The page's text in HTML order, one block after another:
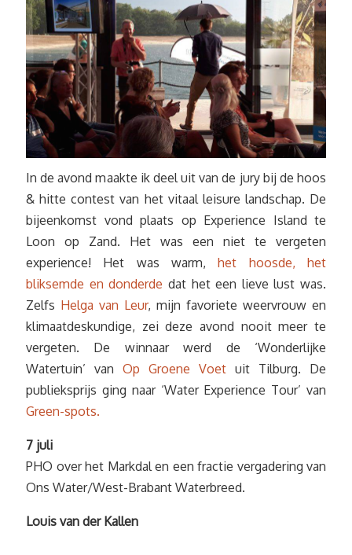
In de avond maakte ik deel uit van de jury bij de hoos
& hitte contest van het vitaal leisure landschap. De
bijeenkomst vond plaats op Experience Island te
Loon op Zand. Het was een niet te vergeten
experience! Het was warm,het hoosde, het
bliksemde en donderde dat het een lieve lust was.
Zelfs Helga van Leur, mijn favoriete weervrouw en
klimaatdeskundige, zei deze avond nooit meer te
vergeten. De winnaar werd de ‘Wonderlijke
Watertuin’ van Op Groene Voet uit Tilburg. De
publieksprijs ging naar ‘Water Experience Tour’ van
Green-spots.
7 juli
PHO over het Markdal en een fractie vergadering van
Ons Water/West-Brabant Waterbreed.
Louis van der Kallen